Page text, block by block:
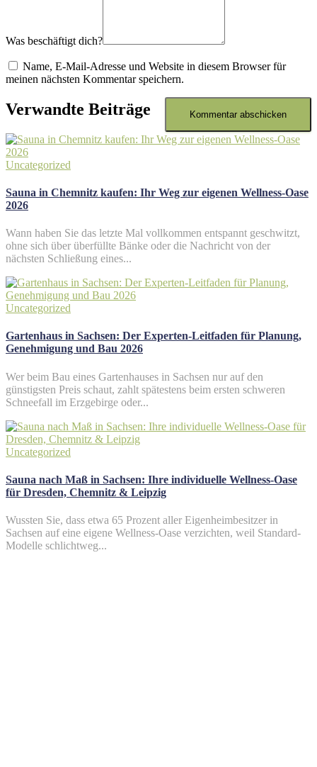
Was beschäftigt dich?
Name, E-Mail-Adresse und Website in diesem Browser für
meinen nächsten Kommentar speichern.
Verwandte Beiträge
Uncategorized
Sauna in Chemnitz kaufen: Ihr Weg zur eigenen Wellness-Oase
2026
Wann haben Sie das letzte Mal vollkommen entspannt geschwitzt,
ohne sich über überfüllte Bänke oder die Nachricht von der
nächsten Schließung eines...
Uncategorized
Gartenhaus in Sachsen: Der Experten-Leitfaden für Planung,
Genehmigung und Bau 2026
Wer beim Bau eines Gartenhauses in Sachsen nur auf den
günstigsten Preis schaut, zahlt spätestens beim ersten schweren
Schneefall im Erzgebirge oder...
Uncategorized
Sauna nach Maß in Sachsen: Ihre individuelle Wellness-Oase
für Dresden, Chemnitz & Leipzig
Wussten Sie, dass etwa 65 Prozent aller Eigenheimbesitzer in
Sachsen auf eine eigene Wellness-Oase verzichten, weil Standard-
Modelle schlichtweg...